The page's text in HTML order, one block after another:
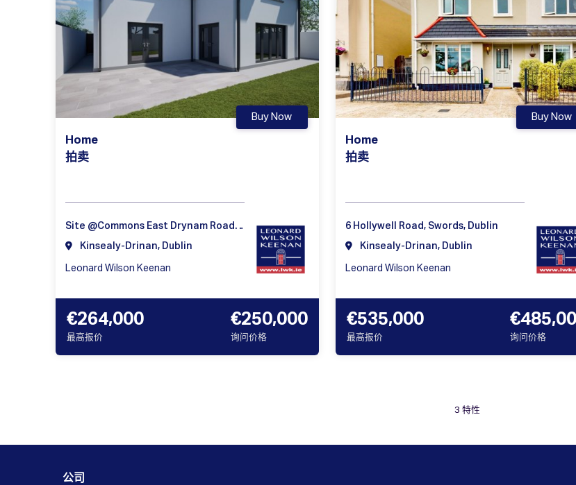
Home
拍卖
Buy Now
Site @Commons East Drynam Road, Swords, Dublin
Kinsealy-Drinan, Dublin
Leonard Wilson Keenan
€264,000
最高报价
€250,000
询问价格
Home
拍卖
Buy Now
6 Hollywell Road, Swords, Dublin
Kinsealy-Drinan, Dublin
Leonard Wilson Keenan
€535,000
最高报价 询问价格
3 特性
公司